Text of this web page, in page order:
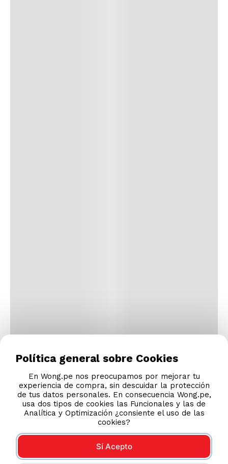
Política general sobre Cookies
En Wong.pe nos preocupamos por mejorar tu
experiencia de compra, sin descuidar la protección
de tus datos personales. En consecuencia Wong.pe,
usa dos tipos de cookies las Funcionales y las de
Analítica y Optimización ¿consiente el uso de las
cookies?
Sí Acepto